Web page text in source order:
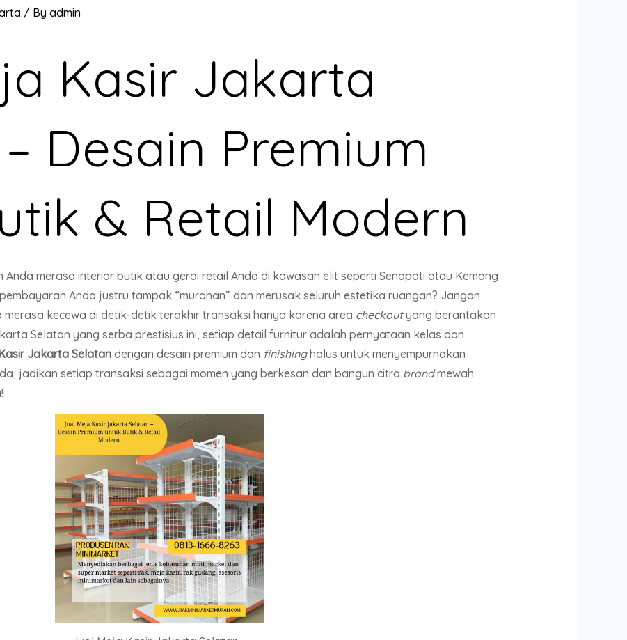
/ By admin
Kasir Jakarta
Desain Premium
& Retail Modern
Anda merasa interior butik atau gerai retail Anda di kawasan elit seperti Senopati atau Kemang
Anda justru tampak “murahan” dan merusak seluruh estetika ruangan? Jangan
kecewa di detik-detik terakhir transaksi hanya karena area checkoutyang berantakan
Selatan yang serba prestisius ini, setiap detail furnitur adalah pernyataan kelas dan
Jakarta Selatandengan desain premium dan finishinghalus untuk menyempurnakan
jadikan setiap transaksi sebagai momen yang berkesan dan bangun citra brandmewah